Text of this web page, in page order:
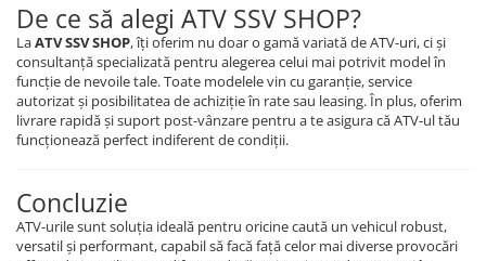
De ce să alegi ATV SSV SHOP?
LaATV SSV SHOP, îți oferim nu doar o gamă variată de ATV-uri, ci și
consultanță specializată pentru alegerea celui mai potrivit model în
funcție de nevoile tale. Toate modelele vin cu garanție, service
autorizat și posibilitatea de achiziție în rate sau leasing. În plus, oferim
livrare rapidă și suport post-vânzare pentru a te asigura că ATV-ul tău
funcționează perfect indiferent de condiții.
Concluzie
ATV-urile sunt soluția ideală pentru oricine caută un vehicul robust,
versatil și performant, capabil să facă față celor mai diverse provocări